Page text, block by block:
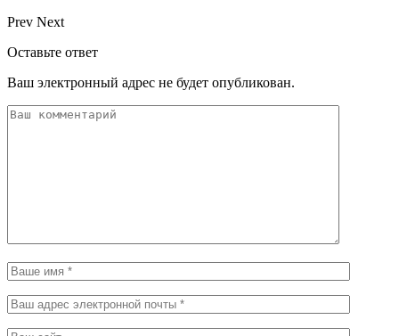
Prev Next
Оставьте ответ
Ваш электронный адрес не будет опубликован.